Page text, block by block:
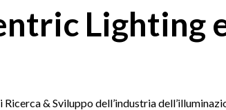
Lighting
Ricerca & Sviluppo dell’industria